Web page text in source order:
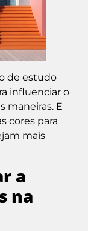
de estudo
influenciar o
maneiras. E
cores para
mais
a
na